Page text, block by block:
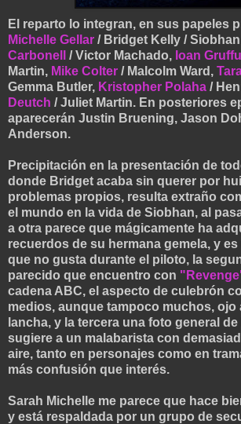
El reparto lo integran, en sus papeles
Michelle Gellar / Bridget Kelly /
Carbonell
/ Victor Machado, Ioan
Martin, Mike Colter / Malcolm Ward,
Gemma Butler, Kristopher Polaha /
Deutch / Juliet Martin. En posteriores
aparecerán Justin Bruening, Jason
Anderson.
Precipitación en la presentación de
donde Bridget acaba sin querer por
problemas propios, resulta extraño
el mundo en la vida de Siobhan, al
a otra parece que mágicamente ha
recuerdos de su hermana gemela, y
que no gusta durante el piloto, la
parecido que encuentro con
cadena ABC, el aspecto de culebrón
medios, aunque tampoco muchos, ojo
lancha, y la tercera una foto general
sugiere a un malabarista con
aire, tanto en personajes como en
más confusión que interés.
Sarah Michelle me parece que hace
y está respaldada por un grupo de